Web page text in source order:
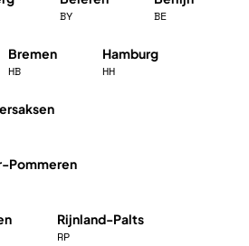
BY BE
Bremen
HB
Hamburg
HH
Pommeren
Rijnland-Palts
RP